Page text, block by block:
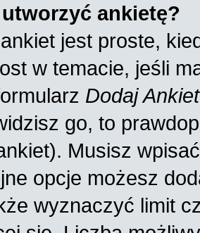
ankietę?
jest proste,
w temacie, jeśli
Dodaj
go, to
Musisz
opcje możesz
wyznaczyć limit